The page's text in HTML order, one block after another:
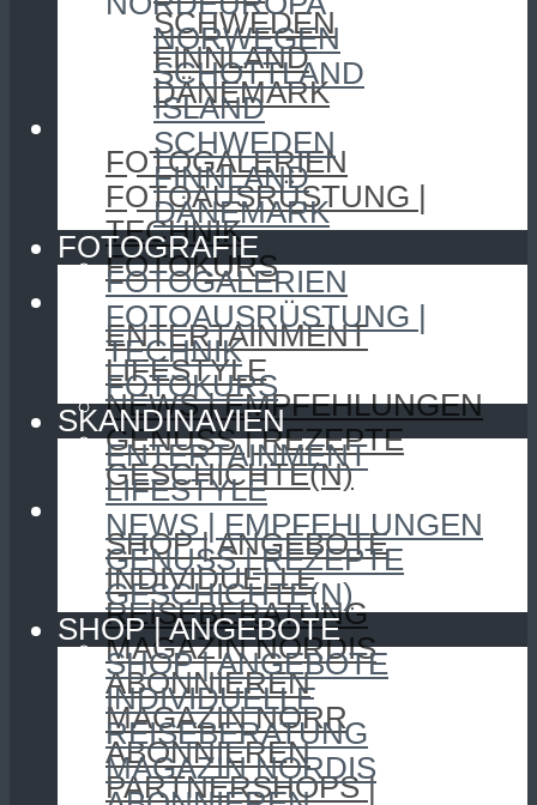
SCHWEDEN
FINNLAND
DÄNEMARK
FOTOGRAFIE
FOTOGALERIEN
FOTOAUSRÜSTUNG |
TECHNIK
FOTOKURS
SKANDINAVIEN
ENTERTAINMENT
LIFESTYLE
NEWS | EMPFEHLUNGEN
GENUSS | REZEPTE
GESCHICHTE(N)
SHOP | ANGEBOTE
SHOP | ANGEBOTE
INDIVIDUELLE
REISEBERATUNG
MAGAZIN NORDIS
ABONNIEREN
MAGAZIN NORR
ABONNIEREN
PARTNERSHOPS |
NORWEGEN
SCHOTTLAND
ISLAND
SCHWEDEN
FINNLAND
DÄNEMARK
FOTOGRAFIE
FOTOGALERIEN
FOTOAUSRÜSTUNG |
TECHNIK
FOTOKURS
SKANDINAVIEN
ENTERTAINMENT
LIFESTYLE
NEWS | EMPFEHLUNGEN
GENUSS | REZEPTE
GESCHICHTE(N)
SHOP | ANGEBOTE
SHOP | ANGEBOTE
INDIVIDUELLE
REISEBERATUNG
MAGAZIN NORDIS